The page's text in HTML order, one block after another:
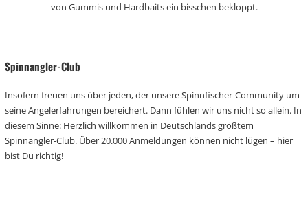
von Gummis und Hardbaits ein bisschen bekloppt.
Spinnangler-Club
Insofern freuen uns über jeden, der unsere Spinnfischer-Community um
seine Angelerfahrungen bereichert. Dann fühlen wir uns nicht so allein. In
diesem Sinne: Herzlich willkommen in Deutschlands größtem
Spinnangler-Club. Über 20.000 Anmeldungen können nicht lügen – hier
bist Du richtig!